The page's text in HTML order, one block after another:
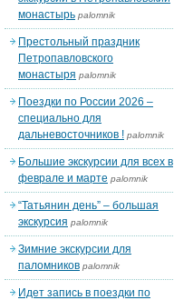
монастырь palomnik
Престольный праздник
Петропавловского
монастыря palomnik
Поездки по России 2026 –
специально для
дальневосточников ! palomnik
Большие экскурсии для всех в
феврале и марте palomnik
“Татьянин день” – большая
экскурсия palomnik
Зимние экскурсии для
паломников palomnik
Идет запись в поездки по